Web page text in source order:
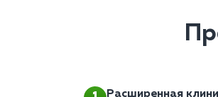
Расширенная